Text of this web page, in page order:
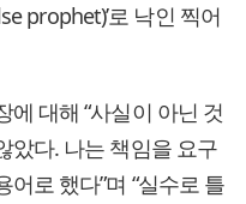
prophet)’로 낙인 찍어
대해 “사실이 아닌 것
았다. 나는 책임을 요구
로 했다”며 “실수로 틀